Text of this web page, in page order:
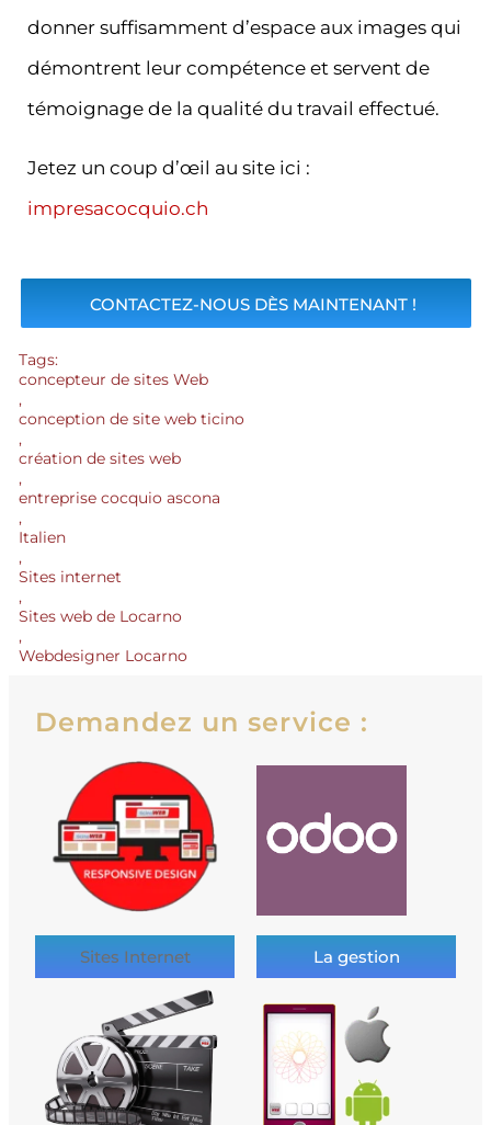
donner suffisamment d’espace aux images qui
démontrent leur compétence et servent de
témoignage de la qualité du travail effectué.
Jetez un coup d’œil au site ici :
impresacocquio.ch
CONTACTEZ-NOUS DÈS MAINTENANT !
Tags:
concepteur de sites Web
,
conception de site web ticino
,
création de sites web
,
entreprise cocquio ascona
,
Italien
,
Sites internet
,
Sites web de Locarno
,
Webdesigner Locarno
Demandez un service :
Sites Internet La gestion